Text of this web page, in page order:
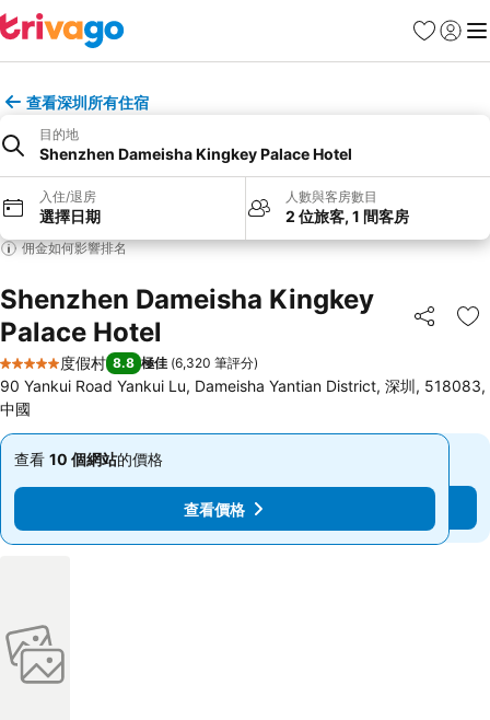
收藏夾
登入 選
查看深圳所有住宿
目的地
Shenzhen Dameisha Kingkey Palace Hotel
入住/退房
選擇日期
人數與客房數目
2 位旅客, 1 間客房
佣金如何影響排名
Shenzhen Dameisha Kingkey
Palace Hotel
分享 放
5 星級
度假村 8.8 極佳 (6,320 筆評分)
90 Yankui Road Yankui Lu, Dameisha Yantian District, 深圳, 518083,
中國
查看 10 個網站的價格
至
查看價格
查看 10 個網站的價格
至
$554 查看價格